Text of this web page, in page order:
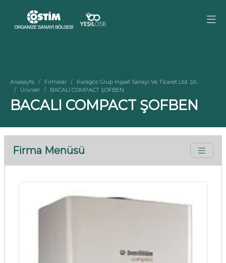
Anasayfa Firmalar
Karagöz Grup İnşaat Sanayi Ve Ticaret Ltd. Şti.
Ürünler
BACALI COMPACT ŞOFBEN
BACALI COMPACT ŞOFBEN
Firma Menüsü